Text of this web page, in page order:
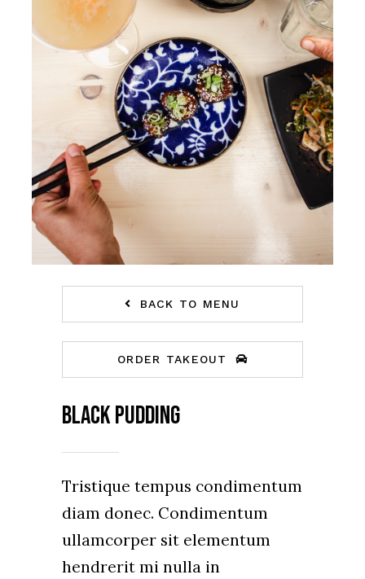
BACK TO MENU
ORDER TAKEOUT
Black Pudding
Tristique tempus condimentum
diam donec. Condimentum
ullamcorper sit elementum
hendrerit mi nulla in